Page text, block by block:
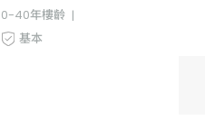
0-40年樓齡
基本